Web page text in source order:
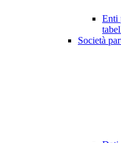
Enti
Società